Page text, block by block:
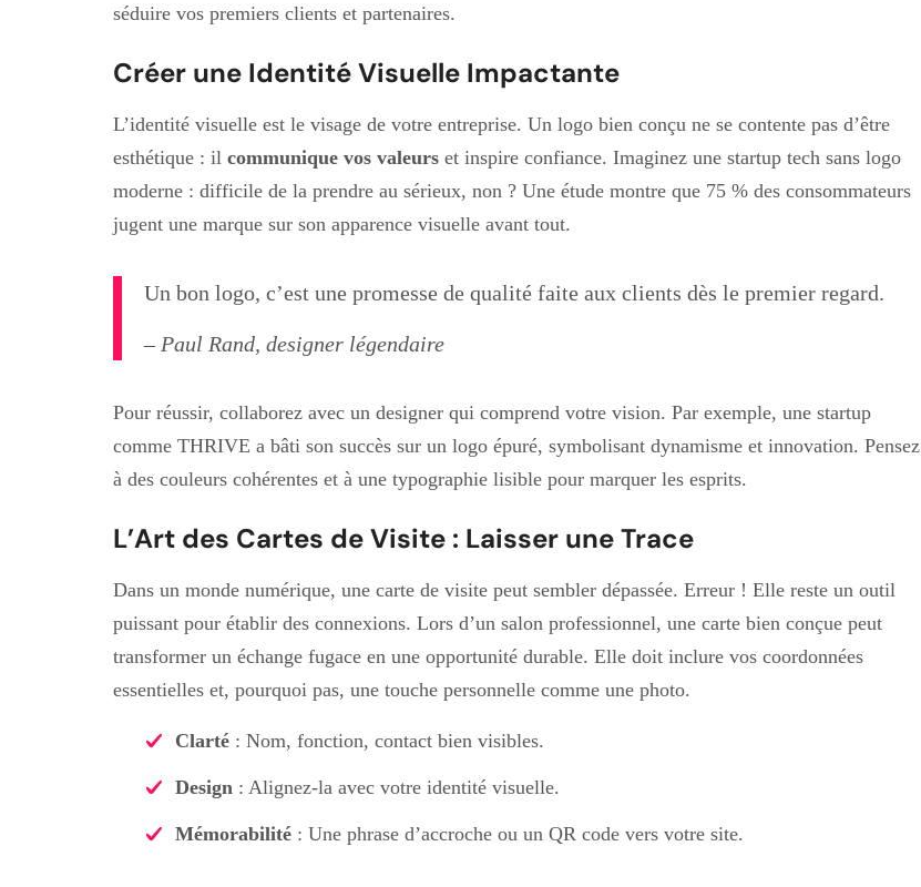
séduire vos premiers clients et partenaires.
Créer une Identité Visuelle Impactante
L’identité visuelle est le visage de votre entreprise. Un logo bien conçu ne se contente pas d’être
esthétique : il communique vos valeurs et inspire confiance. Imaginez une startup tech sans logo
moderne : difficile de la prendre au sérieux, non ? Une étude montre que 75 % des consommateurs
jugent une marque sur son apparence visuelle avant tout.
Un bon logo, c’est une promesse de qualité faite aux clients dès le premier regard.
– Paul Rand, designer légendaire
Pour réussir, collaborez avec un designer qui comprend votre vision. Par exemple, une startup
comme THRIVE a bâti son succès sur un logo épuré, symbolisant dynamisme et innovation. Pensez
à des couleurs cohérentes et à une typographie lisible pour marquer les esprits.
L’Art des Cartes de Visite : Laisser une Trace
Dans un monde numérique, une carte de visite peut sembler dépassée. Erreur ! Elle reste un outil
puissant pour établir des connexions. Lors d’un salon professionnel, une carte bien conçue peut
transformer un échange fugace en une opportunité durable. Elle doit inclure vos coordonnées
essentielles et, pourquoi pas, une touche personnelle comme une photo.
Clarté : Nom, fonction, contact bien visibles.
Design : Alignez-la avec votre identité visuelle.
Mémorabilité : Une phrase d’accroche ou un QR code vers votre site.